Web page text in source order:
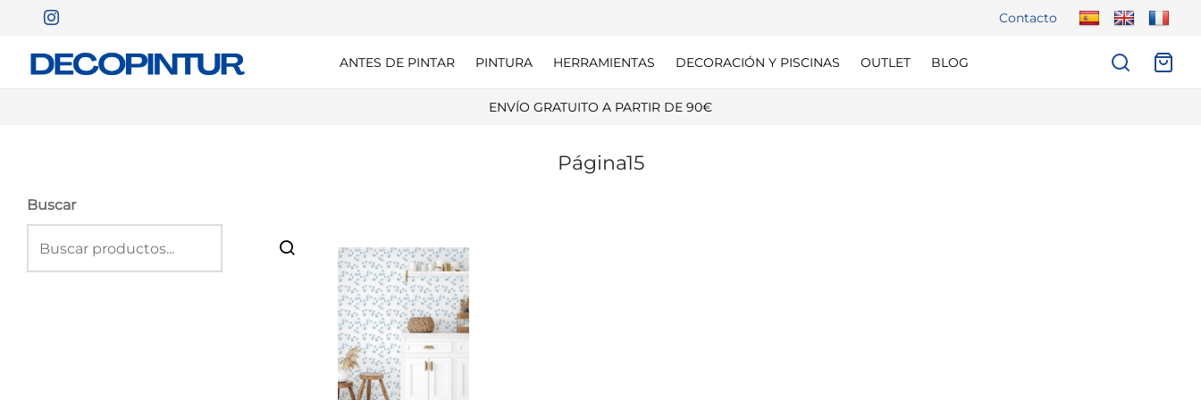
Contacto
ANTES DE PINTAR PINTURA HERRAMIENTAS DECORACIÓN Y PISCINAS OUTLET BLOG
ENVÍO GRATUITO A PARTIR DE 90€
Página15
Buscar